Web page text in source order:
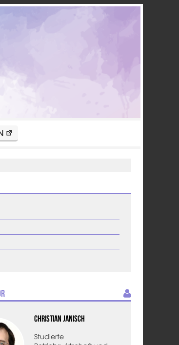
Christian Janisch
Studierte